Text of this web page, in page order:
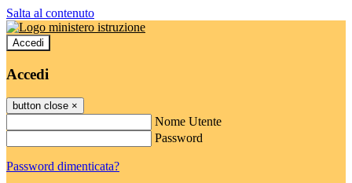
Salta al contenuto
Accedi
Accedi
button close ×
Nome Utente
Password
Password dimenticata?